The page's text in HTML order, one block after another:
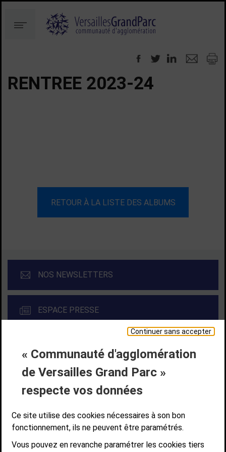
Continuer sans accepter
« Communauté d'agglomération
de Versailles Grand Parc »
respecte vos données
Ce site utilise des cookies nécessaires à son bon
fonctionnement, ils ne peuvent être paramétrés.
Vous pouvez en revanche paramétrer les cookies tiers
au
contenu
à
Menu
RENTREE 2023-24
RETOUR À LA LISTE DES ALBUMS
NOS NEWSLETTERS
ESPACE PRESSE
Liens bas de page
CONTACT MENTIONS LÉGALES
PLAN DE SITE
ACCESSIBILITÉ NUMÉRIQUE
GESTION DES COOKIES
Suivez-nous
SUIVEZ-NOUS SUR